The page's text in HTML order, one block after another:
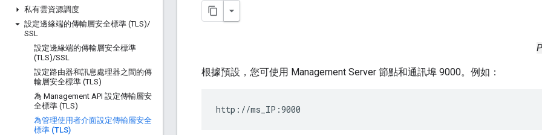
私有雲資源調度
設定邊緣端的傳輸層安全標準 (TLS)/
SSL
設定邊緣端的傳輸層安全標準
(TLS)/SSL
設定路由器和訊息處理器之間的傳
輸層安全標準 (TLS)
為 Management API 設定傳輸層安
全標準 (TLS)
為管理使用者介面設定傳輸層安全
標準 (TLS)
根據預設，您可使用 Management Server 節點和通訊埠 9000。例如：
http://ms_IP:9000